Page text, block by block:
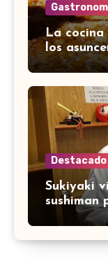
La cocina
los
Destacado
Sukiyaki
sushiman